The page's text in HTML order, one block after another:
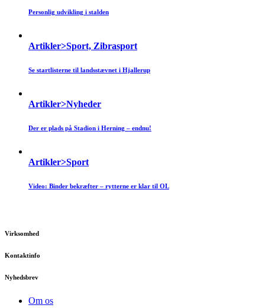
Personlig udvikling i stalden
Artikler>Sport, Zibrasport
Se startlisterne til landsstævnet i Hjallerup
Artikler>Nyheder
Der er plads på Stadion i Herning – endnu!
Artikler>Sport
Video: Binder bekræfter – rytterne er klar til OL
Virksomhed
Kontaktinfo
Nyhedsbrev
Om os